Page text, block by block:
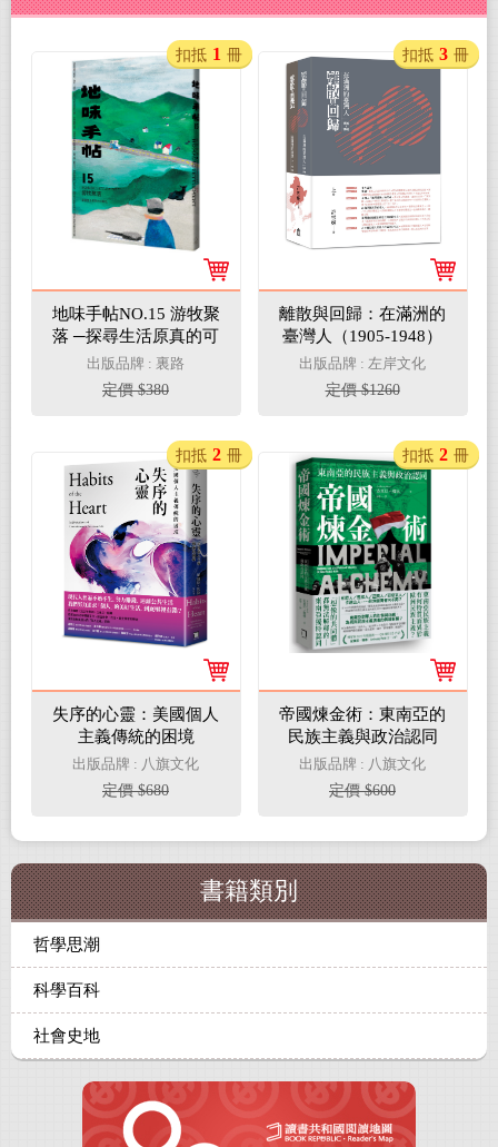
地味手帖NO.15 游牧聚
落 ─探尋生活原真的可
能性
出版品牌 : 裏路
定價 $380
扣抵 1 冊
離散與回歸：在滿洲的
臺灣人（1905-1948）
（上下冊不分售）
出版品牌 : 左岸文化
定價 $1260
扣抵 3 冊
失序的心靈：美國個人
主義傳統的困境
出版品牌 : 八旗文化
定價 $680
扣抵 2 冊
帝國煉金術：東南亞的
民族主義與政治認同
出版品牌 : 八旗文化
定價 $600
扣抵 2 冊
書籍類別
哲學思潮
科學百科
社會史地